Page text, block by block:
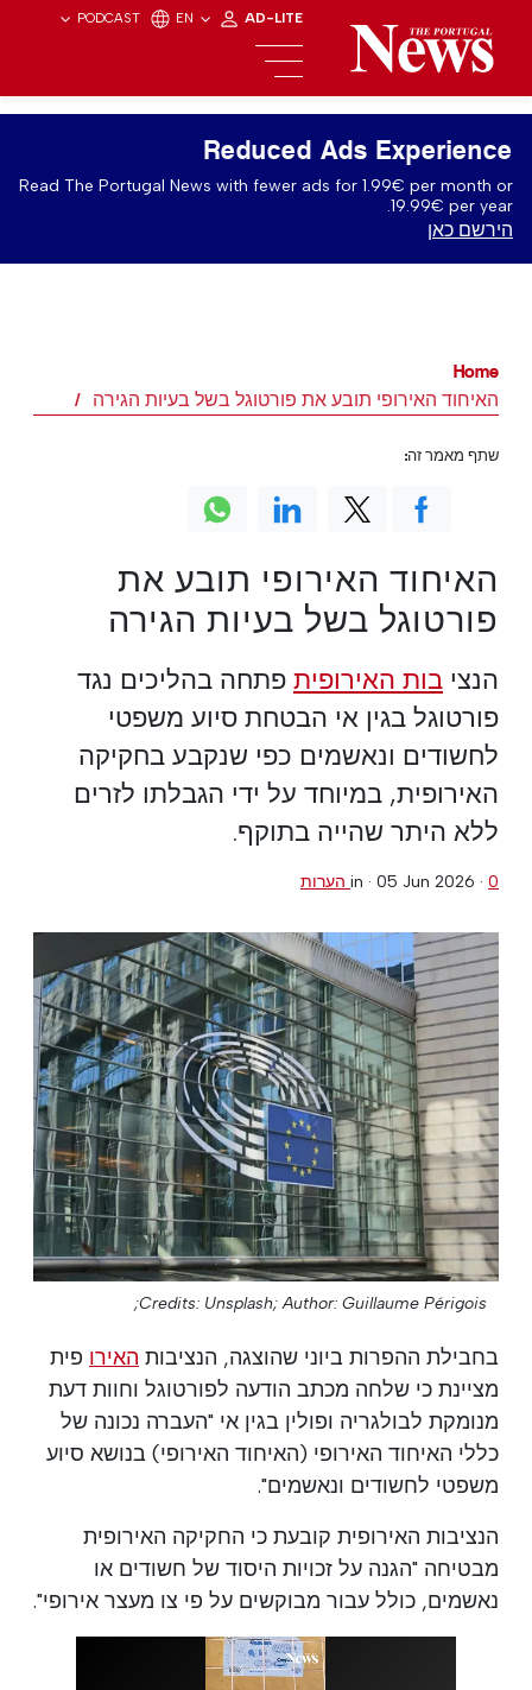
PODCAST EN AD-LITE
Reduced Ads Experience
Read The Portugal News with fewer ads for 1.99€ per month or
19.99€ per year.
הירשם כאן
Home
האיחוד האירופי תובע את פורטוגל בשל בעיות הגירה
האיחוד האירופי תובע את
פורטוגל בשל בעיות הגירה
הנצי בות האירופית פתחה בהליכים נגד
פורטוגל בגין אי הבטחת סיוע משפטי
לחשודים ונאשמים כפי שנקבע בחקיקה
האירופית, במיוחד על ידי הגבלתו לזרים
ללא היתר שהייה בתוקף.
in · 05 Jun 2026 · 0 הערות
Credits: Unsplash; Author: Guillaume Périgois;
בחבילת ההפרות ביוני שהוצגה, הנציבות האירו פית
מציינת כי שלחה מכתב הודעה לפורטוגל וחוות דעת
מנומקת לבולגריה ופולין בגין אי "העברה נכונה של
כללי האיחוד האירופי (האיחוד האירופי) בנושא סיוע
משפטי לחשודים ונאשמים".
הנציבות האירופית קובעת כי החקיקה האירופית
מבטיחה "הגנה על זכויות היסוד של חשודים או
נאשמים, כולל עבור מבוקשים על פי צו מעצר אירופי".
שתף מאמר זה: